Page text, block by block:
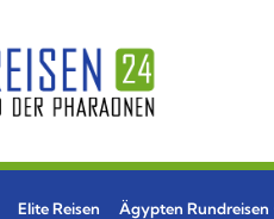
Elite Reisen Ägypten Rundreisen